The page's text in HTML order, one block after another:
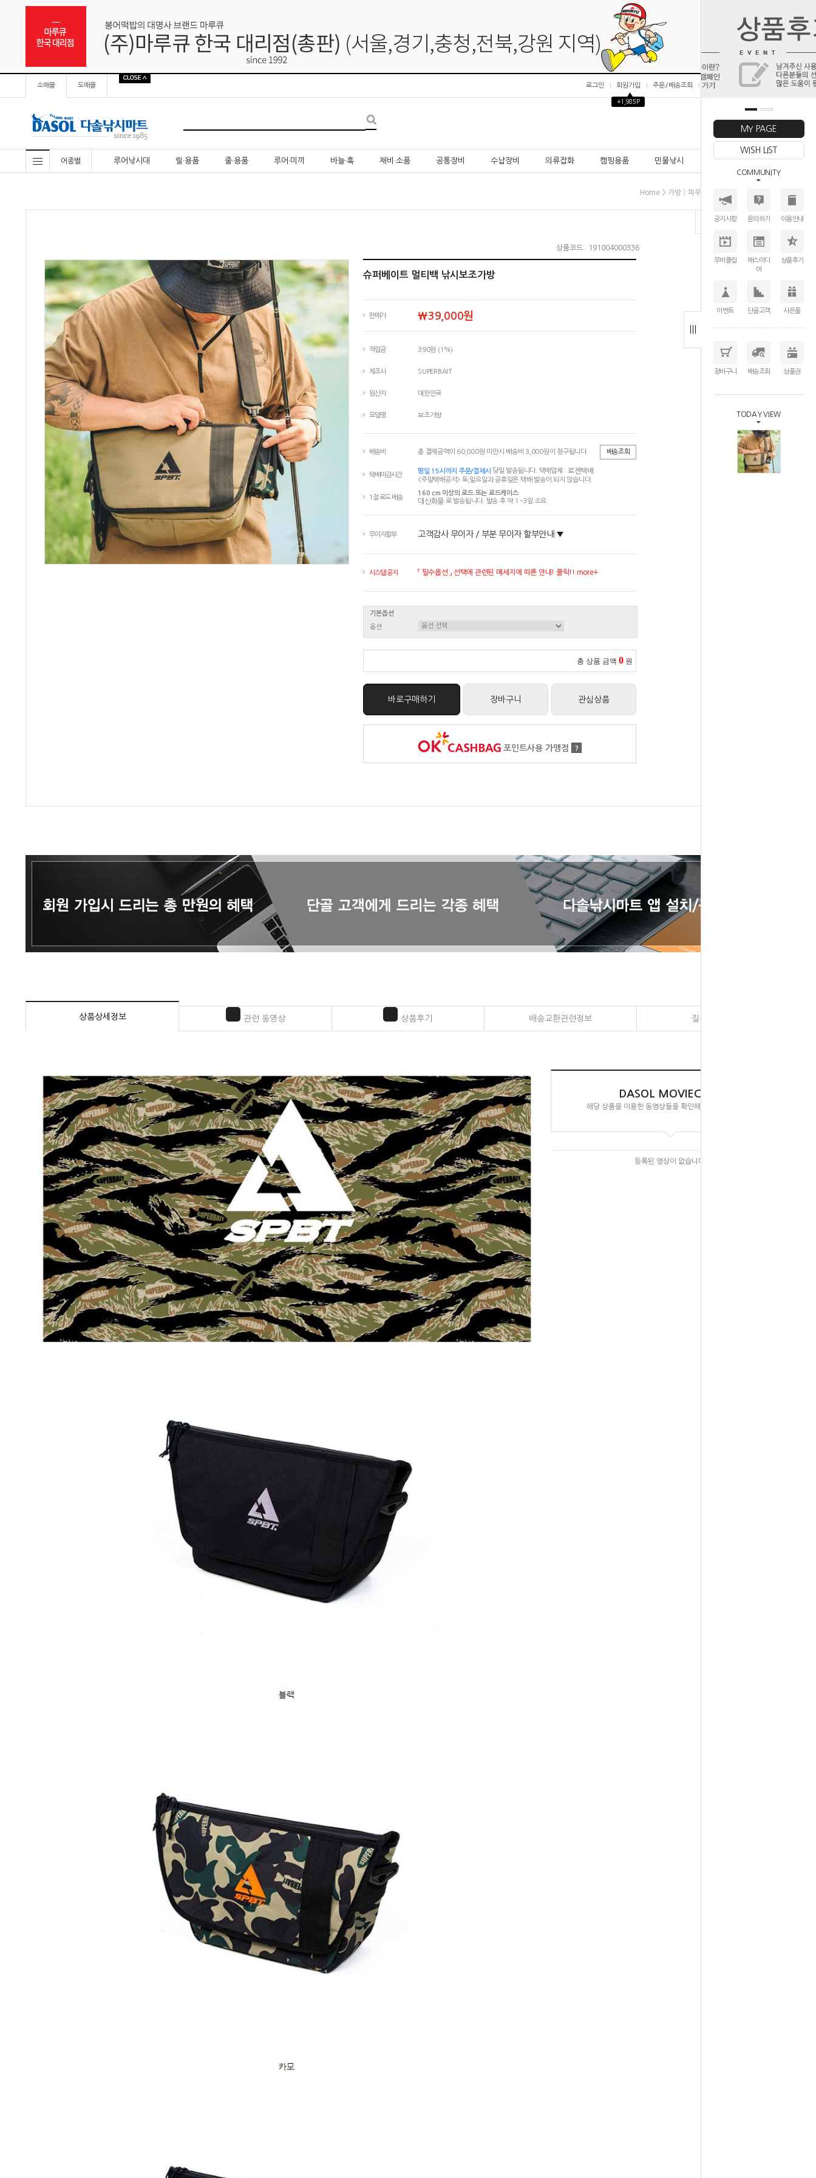
MY PAGE
WISH LIST
COMMUNITY
공지사항 문의하기 이용안내
무비클립
매스미디
어
상품후기
이벤트 단골고객 사은품
장바구니 배송조회 상품권
TODAY VIEW
소매몰 도매몰 로그인 회원가입
▲
+1,985P
주문/배송조회 마이페이지
어종별 루어낚시대 릴·용품 줄·용품 루어·미끼 바늘·훅 채비·소품 공통장비 수납장비 의류잡화 캠핑용품 민물낚시 바다낚시
Home > 가방│파우치│방수망
상품코드 : 191004000336
슈퍼베이트 멀티백 낚시보조가방
판매가 ￦39,000원
적립금 390원 (1%)
제조사 SUPERBAIT
원산지 대한민국
모델명 보조가방
배송비 총 결제금액이 60,000원 미만시 배송비 3,000원이 청구됩니다. 배송조회
택배마감시간
평일 15시까지 주문/결제시 당일 발송됩니다. 택배업체 : 로젠택배
<주말택배공지> 토,일요일과 공휴일은 택배 발송이 되지 않습니다.
1절 로드 배송
160 cm 이상의 로드 또는 로드케이스
대신화물 로 발송됩니다. 발송 후 약 1~3일 소요
무이자할부 고객감사 무이자 / 부분 무이자 할부안내 ▼
시스템 공지 「 필수옵션 」 선택에 관련된 메세지에 따른 안내! 클릭!! more+
기본옵션
옵션
총 상품 금액 0 원
바로구매하기 장바구니 관심상품
포인트사용 가맹점 ?
상품상세정보 관련 동영상 상품후기 배송교환관련정보 질문과 대답
DASOL MOVIECLIPS
해당 상품을 이용한 동영상들을 확인해 보실 수 있습니다.
등록된 영상이 없습니다.